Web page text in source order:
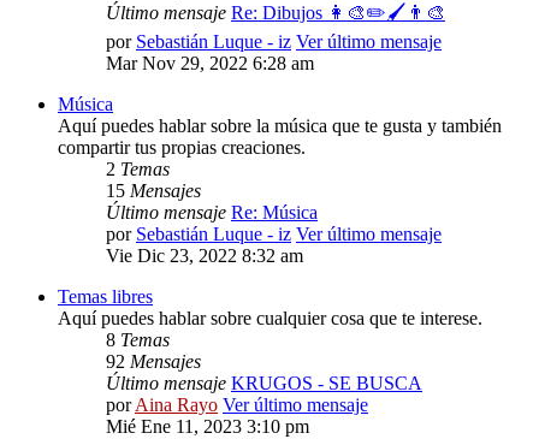
Último mensaje Re: Dibujos 👩‍🎨✏️🖌️👨‍🎨
por Sebastián Luque - iz Ver último mensaje
Mar Nov 29, 2022 6:28 am
Música
Aquí puedes hablar sobre la música que te gusta y también
compartir tus propias creaciones.
2 Temas
15 Mensajes
Último mensaje Re: Música
por Sebastián Luque - iz Ver último mensaje
Vie Dic 23, 2022 8:32 am
Temas libres
Aquí puedes hablar sobre cualquier cosa que te interese.
8 Temas
92 Mensajes
Último mensaje KRUGOS - SE BUSCA
porAina Rayo Ver último mensaje
Mié Ene 11, 2023 3:10 pm